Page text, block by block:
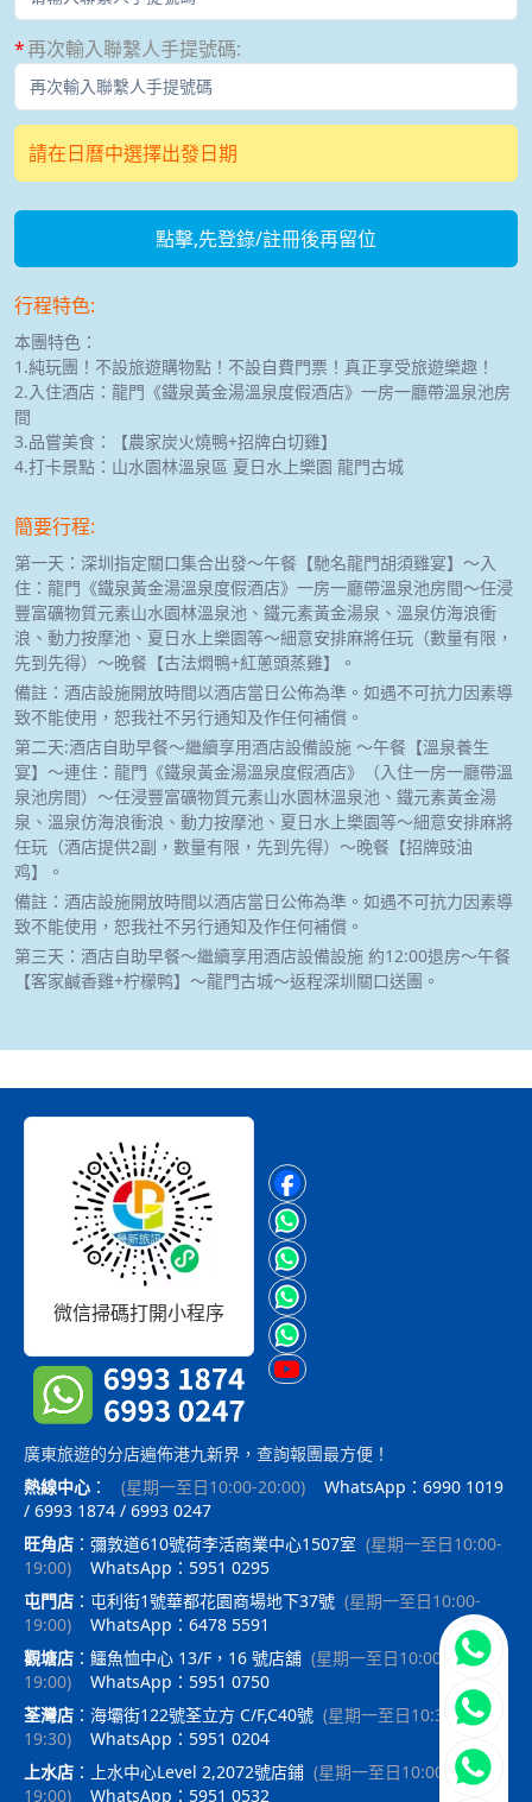
再次輸入聯繫人手提號碼:
請在日曆中選擇出發日期
點擊,先登錄/註冊後再留位
行程特色:
本團特色：
1.純玩團！不設旅遊購物點！不設自費門票！真正享受旅遊樂趣！
2.入住酒店：龍門《鐵泉黃金湯溫泉度假酒店》一房一廳帶溫泉池房
間
3.品嘗美食：【農家炭火燒鴨+招牌白切雞】
4.打卡景點：山水園林溫泉區 夏日水上樂園 龍門古城
簡要行程:
第一天：深圳指定關口集合出發～午餐【馳名龍門胡須雞宴】～入
住：龍門《鐵泉黃金湯溫泉度假酒店》一房一廳帶溫泉池房間～任浸
豐富礦物質元素山水園林溫泉池、鐵元素黃金湯泉、溫泉仿海浪衝
浪、動力按摩池、夏日水上樂園等～細意安排麻將任玩（數量有限，
先到先得）～晚餐【古法燜鴨+紅蔥頭蒸雞】。
備註：酒店設施開放時間以酒店當日公佈為準。如遇不可抗力因素導
致不能使用，恕我社不另行通知及作任何補償。
第二天:酒店自助早餐～繼續享用酒店設備設施 ～午餐【溫泉養生
宴】～連住：龍門《鐵泉黃金湯溫泉度假酒店》（入住一房一廳帶溫
泉池房間）～任浸豐富礦物質元素山水園林溫泉池、鐵元素黃金湯
泉、溫泉仿海浪衝浪、動力按摩池、夏日水上樂園等～細意安排麻將
任玩（酒店提供2副，數量有限，先到先得）～晚餐【招牌豉油
鸡】。
備註：酒店設施開放時間以酒店當日公佈為準。如遇不可抗力因素導
致不能使用，恕我社不另行通知及作任何補償。
第三天：酒店自助早餐～繼續享用酒店設備設施 約12:00退房～午餐
【客家鹹香雞+柠檬鸭】～龍門古城～返程深圳關口送團。
微信掃碼打開小程序
廣東旅遊的分店遍佈港九新界，查詢報團最方便！
熱線中心 ： (星期一至日10:00-20:00)
WhatsApp：6990 1019
/ 6993 1874 / 6993 0247
旺角店 ： 彌敦道610號荷李活商業中心1507室 (星期一至日10:00-
19:00)
WhatsApp：5951 0295
屯門店 ： 屯利街1號華都花園商場地下37號 (星期一至日10:00-
19:00)
WhatsApp：6478 5591
觀塘店 ： 鱷魚恤中心 13/F，16 號店舖 (星期一至日10:00-
19:00)
WhatsApp：5951 0750
荃灣店 ： 海壩街122號荃立方 C/F,C40號 (星期一至日10:30-
19:30)
WhatsApp：5951 0204
上水店 ： 上水中心Level 2,2072號店鋪 (星期一至日10:00-
19:00) WhatsApp：5951 0532
立即